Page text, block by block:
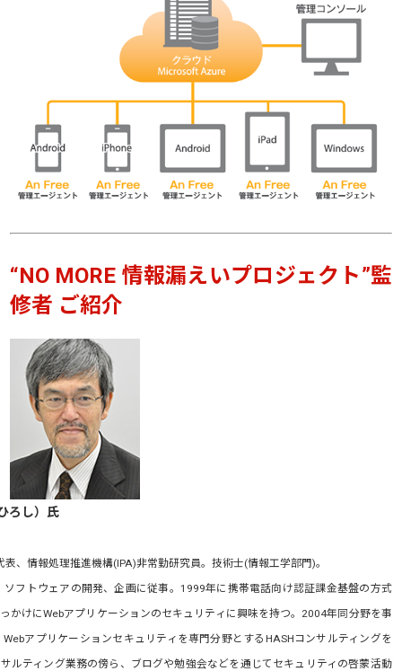
“NO MORE 情報漏えいプロジェクト”監
修者 ご紹介
ろし）氏
、情報処理推進機構(IPA)非常勤研究員。技術士(情報工学部門)。
フトウェアの開発、企画に従事。1999年に携帯電話向け認証課金基盤の方式
かけにWebアプリケーションのセキュリティに興味を持つ。2004年同分野を事
アプリケーションセキュリティを専門分野とするHASHコンサルティングを
ルティング業務の傍ら、ブログや勉強会などを通じてセキュリティの啓蒙活動